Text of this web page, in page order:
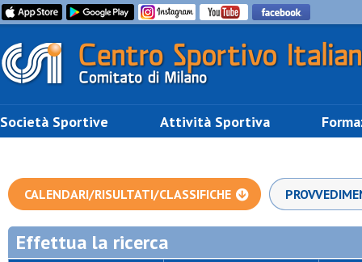
Società Sportive Attività Sportiva
CALENDARI/RISULTATI/CLASSIFICHE
Effettua la ricerca